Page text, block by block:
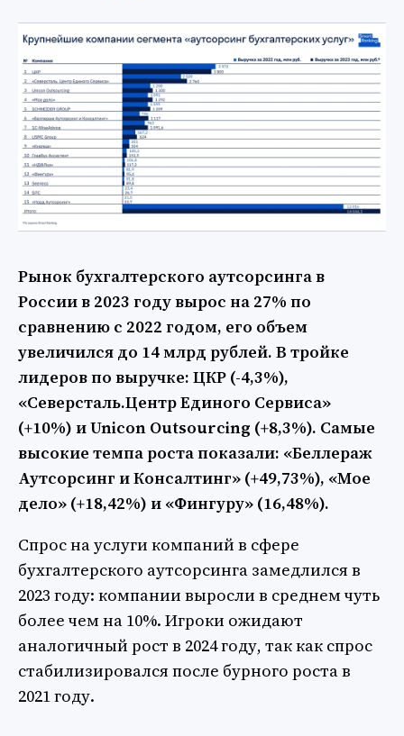
Рынок бухгалтерского аутсорсинга в
России в 2023 году вырос на 27% по
сравнению с 2022 годом, его объем
увеличился до 14 млрд рублей. В тройке
лидеров по выручке: ЦКР (-4,3%),
«Северсталь.Центр Единого Сервиса»
(+10%) и Unicon Outsourcing (+8,3%). Самые
высокие темпа роста показали: «Беллераж
Аутсорсинг и Консалтинг» (+49,73%), «Мое
дело» (+18,42%) и «Фингуру» (16,48%).
Спрос на услуги компаний в сфере
бухгалтерского аутсорсинга замедлился в
2023 году: компании выросли в среднем чуть
более чем на 10%. Игроки ожидают
аналогичный рост в 2024 году, так как спрос
стабилизировался после бурного роста в
2021 году.